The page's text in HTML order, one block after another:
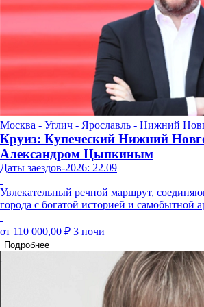
Москва - Углич - Ярославль - Нижний
Круиз: Купеческий Нижний
Александром Цыпкиным
Даты заездов-2026: 22.09
Увлекательный речной маршрут,
города с богатой историей и самобытной
от 110 000,00 ₽ 3 ночи
Подробнее